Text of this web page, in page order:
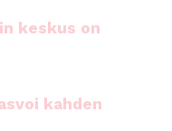
keskus on
kahden